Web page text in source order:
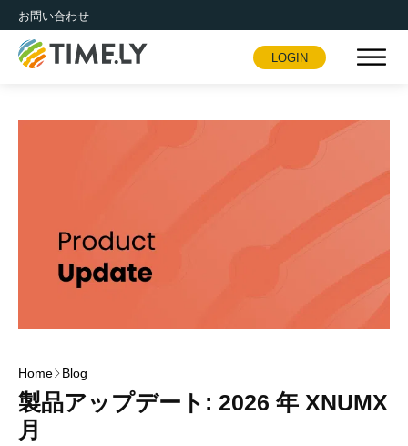
お問い合わせ
Timely
LOGIN
Home Blog
製品アップデート: 2026 年 XNUMX
月